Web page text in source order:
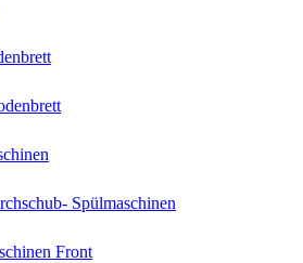
Spülmaschinen
Front